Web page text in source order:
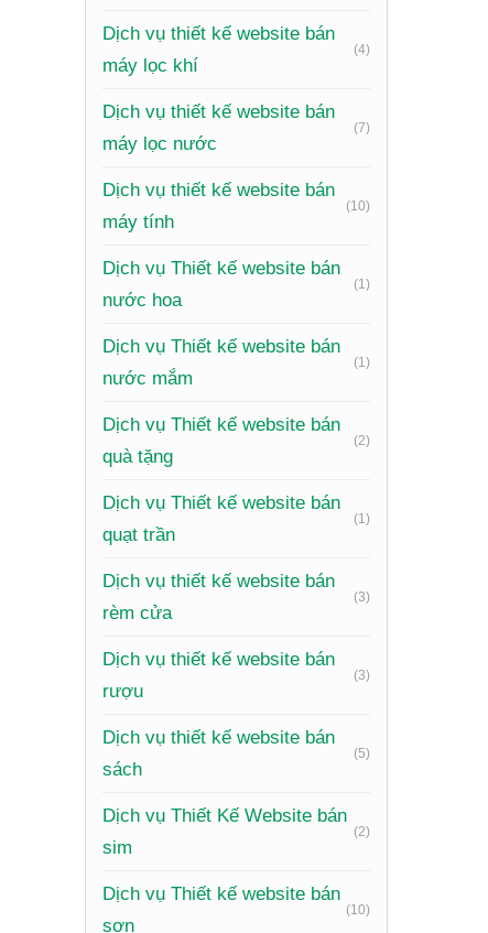
Dịch vụ thiết kế website bán
máy lọc khí
(4)
Dịch vụ thiết kế website bán
máy lọc nước
(7)
Dịch vụ thiết kế website bán
máy tính
(10)
Dịch vụ Thiết kế website bán
nước hoa
(1)
Dịch vụ Thiết kế website bán
nước mắm
(1)
Dịch vụ Thiết kế website bán
quà tặng
(2)
Dịch vụ Thiết kế website bán
quạt trần
(1)
Dịch vụ thiết kế website bán
rèm cửa
(3)
Dịch vụ thiết kế website bán
rượu
(3)
Dịch vụ thiết kế website bán
sách
(5)
Dịch vụ Thiết Kế Website bán
sim
(2)
Dịch vụ Thiết kế website bán
sơn
(10)